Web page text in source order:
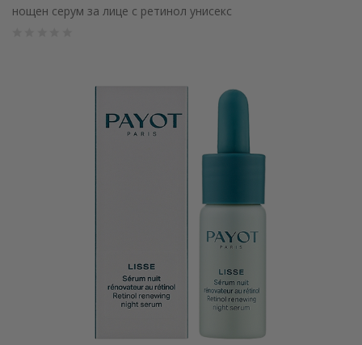
нощен серум за лице с ретинол унисекс